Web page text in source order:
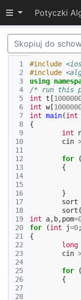
Przełącz
Skopiuj do
1
2
3
4
5
6
7
8
9
10
11
12
13
14
15
16
17
18
19
20
21
22
23
24
25
26
27
28
#include
#include
using
/* run this
int t [
int w[
int main(int
{
int
cin
for (
{
}
sort
sort (
int
a, b,pom=
for
(int j=0;
{
long
cin
for (
{